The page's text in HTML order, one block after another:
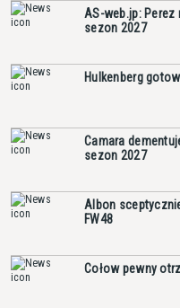
AS-web.jp:
sezon 2027
Hulkenberg
Camara
sezon 2027
Albon
FW48
Cołow pewny